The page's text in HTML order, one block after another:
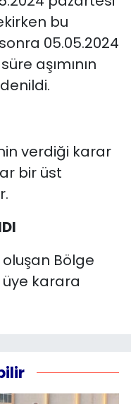
bu
05.05.2024
aşımının
verdiği karar
bir üst
Bölge
karara